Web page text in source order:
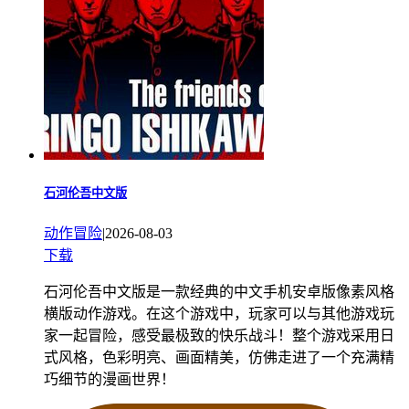
石河伦吾中文版
动作冒险|2026-08-03
下载
石河伦吾中文版是一款经典的中文手机安卓版像素风格
横版动作游戏。在这个游戏中，玩家可以与其他游戏玩
家一起冒险，感受最极致的快乐战斗！整个游戏采用日
式风格，色彩明亮、画面精美，仿佛走进了一个充满精
巧细节的漫画世界！